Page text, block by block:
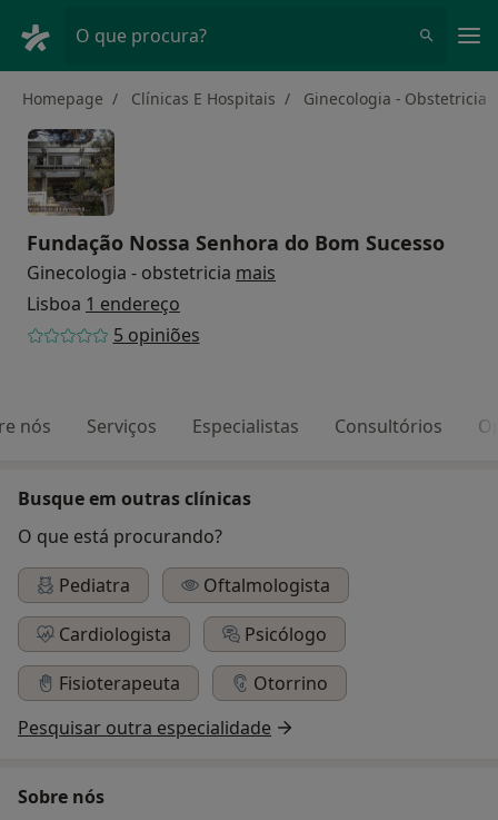
O que procura?
Homepage Clínicas E Hospitais Ginecologia - Obstetricia
Fundação Nossa Senhora do Bom Sucesso
Ginecologia - obstetricia mais
Lisboa 1 endereço
5 opiniões
nós Serviços Especialistas Consultórios
Busque em outras clínicas
O que está procurando?
Pediatra
Oftalmologista
Cardiologista
Psicólogo
Fisioterapeuta
Otorrino
Pesquisar outra especialidade
Sobre nós